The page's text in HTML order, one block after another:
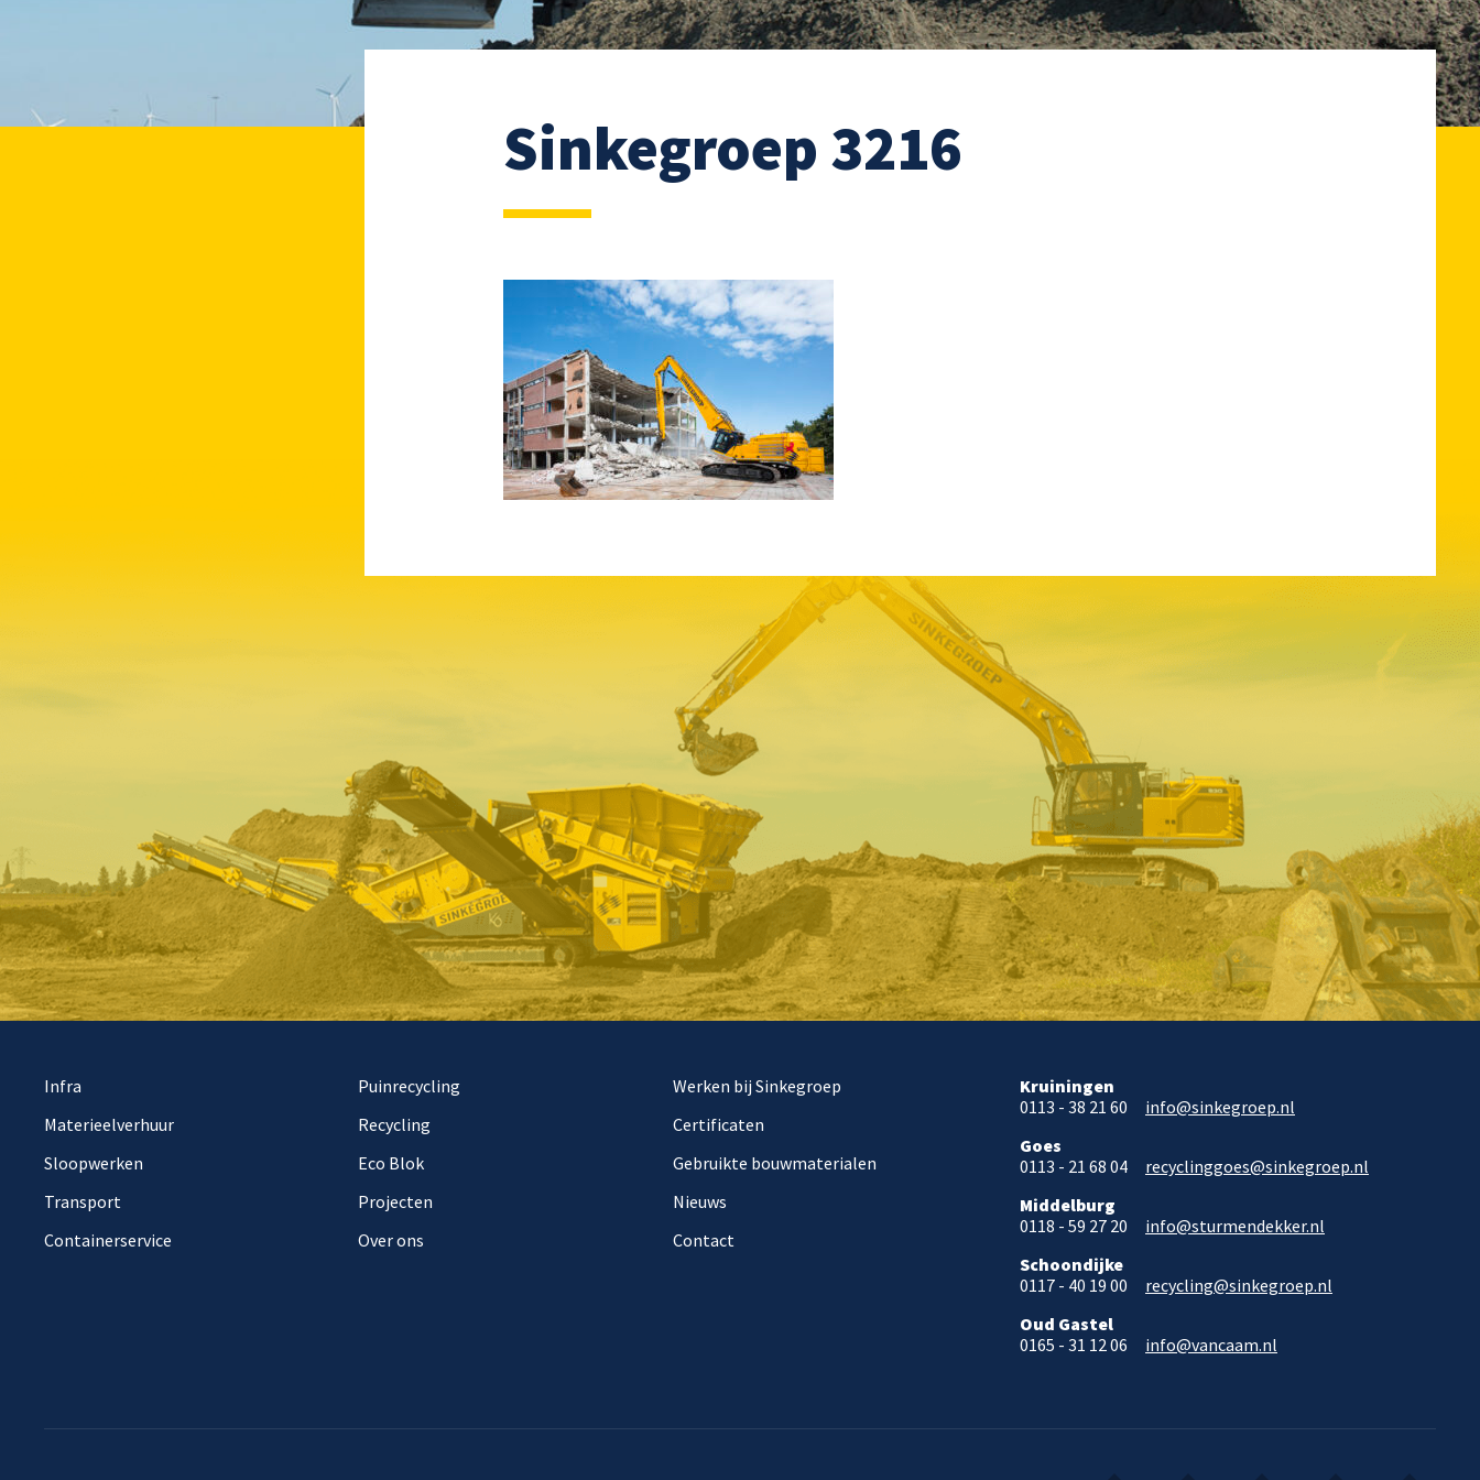
Sinkegroep 3216
Infra
Materieelverhuur
Sloopwerken
Transport
Containerservice
Puinrecycling
Recycling
Eco Blok
Projecten
Over ons
Werken bij Sinkegroep
Certificaten
Gebruikte bouwmaterialen
Nieuws
Contact
Kruiningen
0113 - 38 21 60
info@sinkegroep.nl
Goes
0113 - 21 68 04
recyclinggoes@sinkegroep.nl
Middelburg
0118 - 59 27 20
info@sturmendekker.nl
Schoondijke
0117 - 40 19 00
recycling@sinkegroep.nl
Oud Gastel
0165 - 31 12 06
info@vancaam.nl